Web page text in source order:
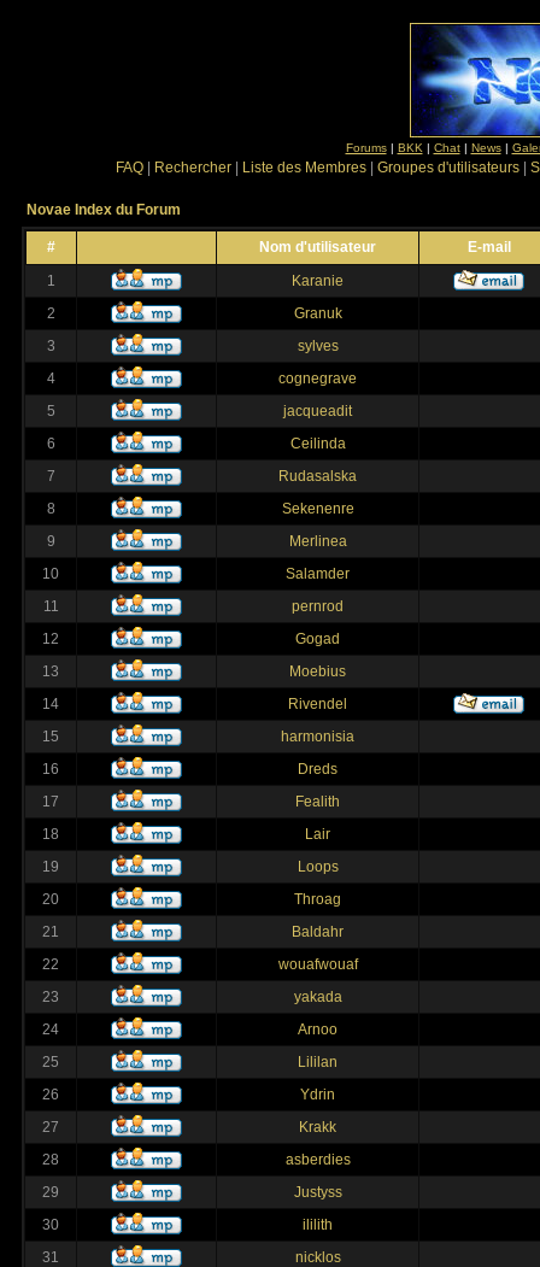
Forums| BKK | Chat| News|
FAQ Rechercher Liste des Membres Groupes d'utilisateurs
Novae Index du Forum
# Nom d'utilisateur
E-mail
1
Karanie
2
Granuk
3
sylves
4
cognegrave
5
jacqueadit
6
Ceilinda
7
Rudasalska
8
Sekenenre
9
Merlinea
10
Salamder
11
pernrod
12
Gogad
13
Moebius
14
Rivendel
15
harmonisia
16
Dreds
17
Fealith
18
Lair
19
Loops
20
Throag
21
Baldahr
22
wouafwouaf
23
yakada
24
Arnoo
25
Lililan
26
Ydrin
27
Krakk
28
asberdies
29
Justyss
30
ililith
31
nicklos